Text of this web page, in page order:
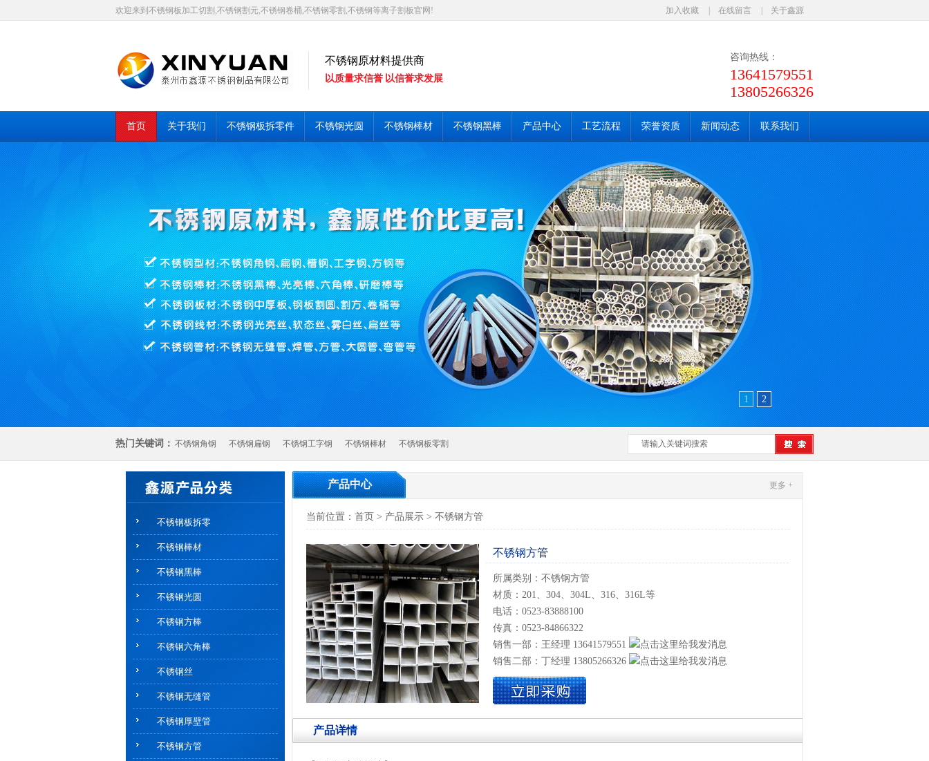
加入收藏 在线留言 关于鑫源
欢迎来到不锈钢板加工切割,不锈钢割元,不锈钢卷桶,不锈钢零割,不锈钢等离子割板官网!
不锈钢原材料提供商
以质量求信誉 以信誉求发展
咨询热线：
13641579551
13805266326
首页 关于我们 不锈钢板拆零件 不锈钢光圆 不锈钢棒材 不锈钢黑棒 产品中心 工艺流程 荣誉资质 新闻动态 联系我们
1 2
热门关键词： 不锈钢角钢 不锈钢扁钢 不锈钢工字钢 不锈钢棒材 不锈钢板零割
不锈钢板拆零
不锈钢棒材
不锈钢黑棒
不锈钢光圆
不锈钢方棒
不锈钢六角棒
不锈钢丝
不锈钢无缝管
不锈钢厚壁管
不锈钢方管
更多 +
产品中心
当前位置： 首页 > 产品展示 > 不锈钢方管
不锈钢方管
所属类别：不锈钢方管
材质：201、304、304L、316、316L等
电话：0523-83888100
传真：0523-84866322
销售一部：王经理 13641579551
销售二部：丁经理 13805266326
产品详情